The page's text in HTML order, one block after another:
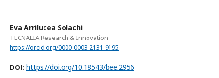
Eva Arrilucea Solachi
TECNALIA Research & Innovation
https://orcid.org/0000-0003-2131-9195
DOI: https://doi.org/10.18543/bee.2956